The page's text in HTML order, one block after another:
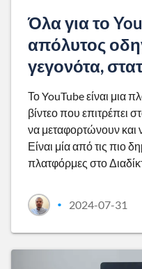
Όλα για το
απόλυτος
γεγονότα,
Το YouTube είναι μια
βίντεο που επιτρέπει
να μεταφορτώνουν και
Είναι μία από τις πιο
πλατφόρμες στο
• 2024-07-31